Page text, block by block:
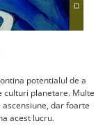
potentialul de a
culturi planetare. Multe
dar foarte
acest lucru.